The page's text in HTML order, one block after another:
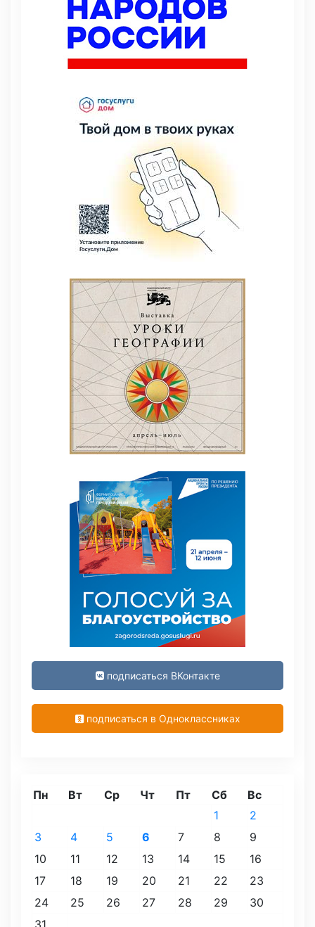
подписаться ВКонтакте
подписаться в Одноклассниках
Пн Вт Ср Чт Пт Сб
Вс
1
2
3
4 5 6 7 8
9
10
11 12 13 14 15
16
17
18 19 20 21 22
23
24
25 26 27 28 29
30
31